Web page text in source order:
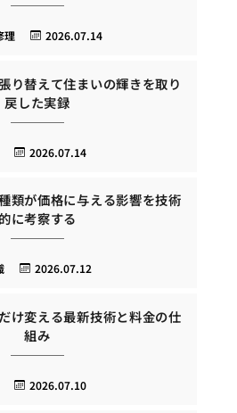
2026.07.14
理
り替えて住まいの輝きを取り
戻した実録
2026.07.14
類が価格に与える影響を技術
的に考察する
2026.07.12
け変える最新技術と料金の仕
組み
2026.07.10